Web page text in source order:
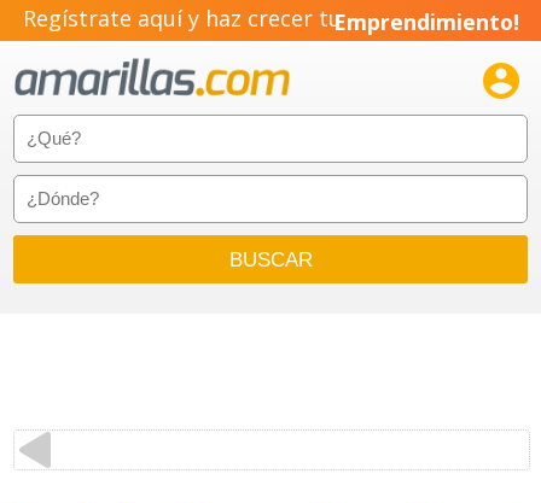
Regístrate aquí y haz crecer tuEmprendimiento!
